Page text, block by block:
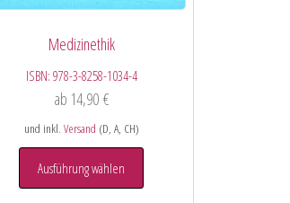
Medizinethik
ISBN: 978-3-8258-1034-4
ab 14,90 €
und inkl. Versand (D, A, CH)
Ausführung wählen